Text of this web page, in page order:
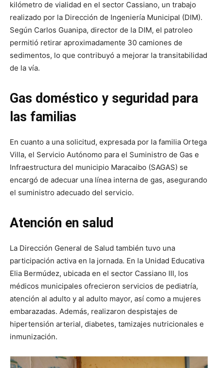
kilómetro de vialidad en el sector Cassiano, un trabajo
realizado por la Dirección de Ingeniería Municipal (DIM).
Según Carlos Guanipa, director de la DIM, el patroleo
permitió retirar aproximadamente 30 camiones de
sedimentos, lo que contribuyó a mejorar la transitabilidad
de la vía.
Gas doméstico y seguridad para
las familias
En cuanto a una solicitud, expresada por la familia Ortega
Villa, el Servicio Autónomo para el Suministro de Gas e
Infraestructura del municipio Maracaibo (SAGAS) se
encargó de adecuar una línea interna de gas, asegurando
el suministro adecuado del servicio.
Atención en salud
La Dirección General de Salud también tuvo una
participación activa en la jornada. En la Unidad Educativa
Elia Bermúdez, ubicada en el sector Cassiano III, los
médicos municipales ofrecieron servicios de pediatría,
atención al adulto y al adulto mayor, así como a mujeres
embarazadas. Además, realizaron despistajes de
hipertensión arterial, diabetes, tamizajes nutricionales e
inmunización.